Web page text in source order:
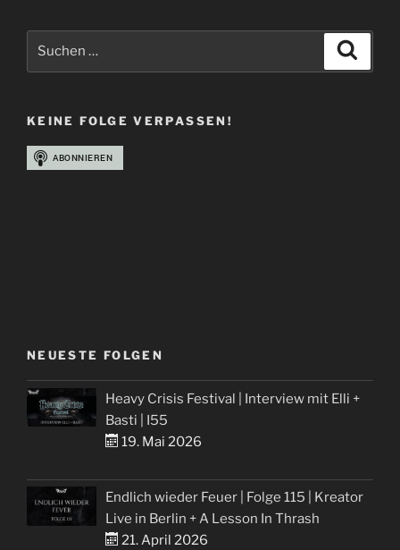
Matjes,
jes
KEINE FOLGE VERPASSEN!
NEUESTE FOLGEN
Heavy Crisis Festival | Interview mit Elli +
Basti | I55
19. Mai 2026
Endlich wieder Feuer | Folge 115 | Kreator
Live in Berlin + A Lesson In Thrash
21. April 2026